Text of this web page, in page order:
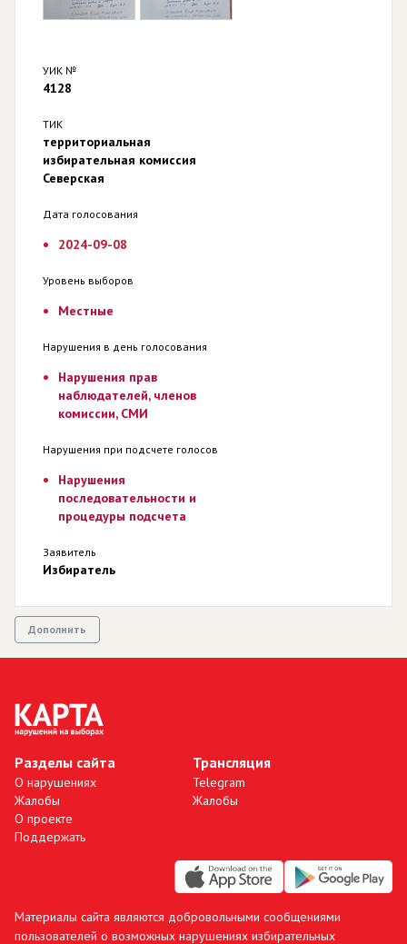
УИК №
4128
ТИК
территориальная
избирательная комиссия
Северская
Дата голосования
2024-09-08
Уровень выборов
Местные
Нарушения в день голосования
Нарушения прав
наблюдателей, членов
комиссии, СМИ
Нарушения при подсчете голосов
Нарушения
последовательности и
процедуры подсчета
Заявитель
Избиратель
Дополнить
Разделы сайта
О нарушениях
Жалобы
О проекте
Поддержать
Трансляция
Telegram
Жалобы
Материалы сайта являются добровольными сообщениями
пользователей о возможных нарушениях избирательных